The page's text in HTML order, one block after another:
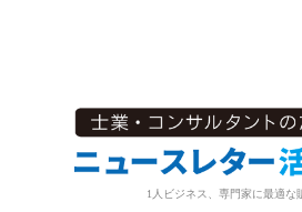
1人ビジネス、専門家に最適な